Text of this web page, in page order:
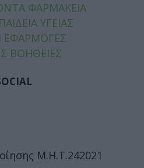
ΦΑΡΜΑΚΕΙΑ
ΥΓΕΙΑΣ
ΕΦΑΡΜΟΓΕΣ
ΒΟΗΘΕΙΕΣ
Μ.Η.Τ.242021